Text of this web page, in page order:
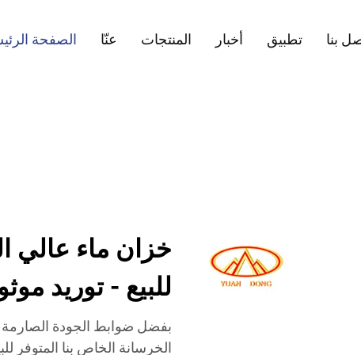
الصفحة عنّا المنتجات أخبار تطبيق بنا
خزان ماء عالي
للبيع - توريد
بفضل ضوابط الجودة الصارمة
الخرسانة الخاص بنا المتوفر